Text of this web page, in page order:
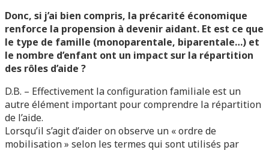
Donc, si j’ai bien compris, la précarité économique
renforce la propension à devenir aidant. Et est ce que
le type de famille (monoparentale, biparentale…) et
le nombre d’enfant ont un impact sur la répartition
des rôles d’aide ?
D.B. – Effectivement la configuration familiale est un
autre élément important pour comprendre la répartition
de l’aide.
Lorsqu’il s’agit d’aider on observe un « ordre de
mobilisation » selon les termes qui sont utilisés par